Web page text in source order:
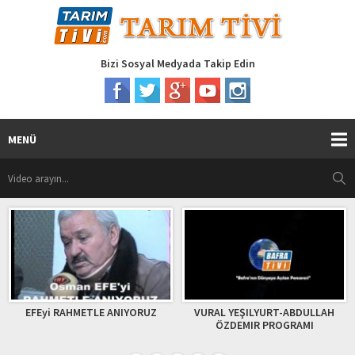
Bizi Sosyal Medyada Takip Edin
MENÜ
EFEyi RAHMETLE ANIYORUZ
VURAL YEŞILYURT-ABDULLAH
ÖZDEMIR PROGRAMI